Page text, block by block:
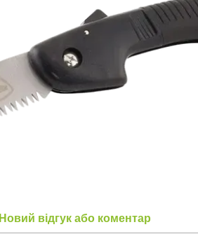
Новий відгук або коментар